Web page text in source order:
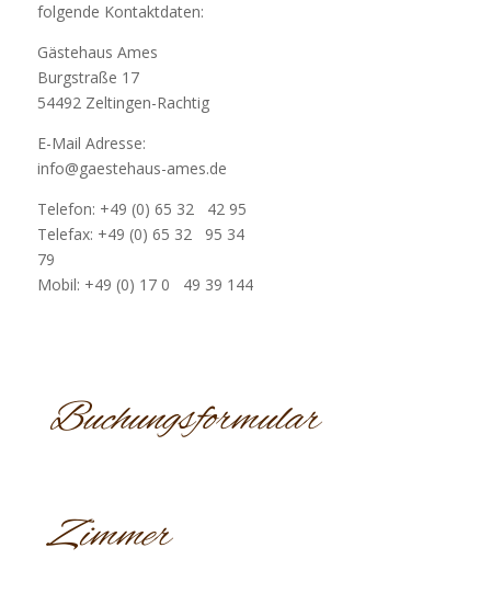
folgende Kontaktdaten:
Gästehaus Ames
Burgstraße 17
54492 Zeltingen-Rachtig
E-Mail Adresse:
info@gaestehaus-ames.de
Telefon: +49 (0) 65 32 42 95
Telefax: +49 (0) 65 32 95 34
79
Mobil: +49 (0) 17 0 49 39 144
Buchungsformular
Zimmer